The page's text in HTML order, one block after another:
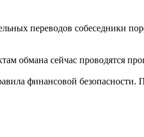
переводов собеседники
обмана сейчас проводятся
финансовой безопасности.